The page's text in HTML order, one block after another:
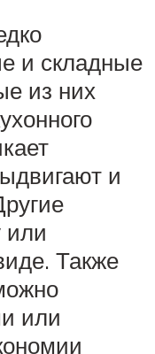
и складные
из них
и
или
Также
или